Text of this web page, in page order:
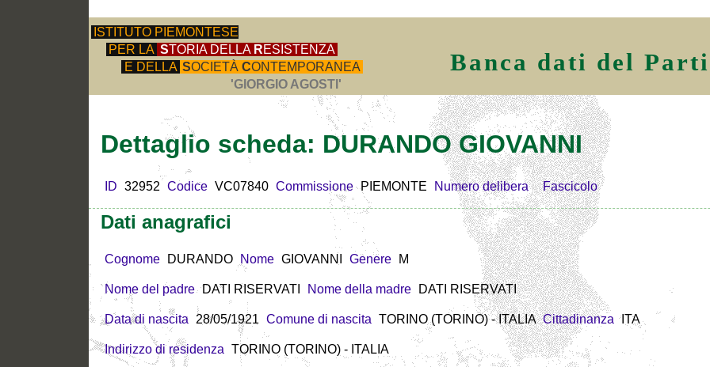
ISTITUTO PIEMONTESE
PER LA STORIA DELLA RESISTENZA
E DELLA SOCIETÀ CONTEMPORANEA
'GIORGIO AGOSTI'
Banca dati del
Dettaglio scheda: DURANDO GIOVANNI
ID 32952 Codice VC07840 Commissione PIEMONTE Numero delibera Fascicolo
Dati anagrafici
Cognome DURANDO Nome GIOVANNI Genere M
Nome del padre DATI RISERVATI Nome della madre DATI RISERVATI
Data di nascita 28/05/1921 Comune di nascita TORINO (TORINO) - ITALIA Cittadinanza ITA
Indirizzo di residenza TORINO (TORINO) - ITALIA